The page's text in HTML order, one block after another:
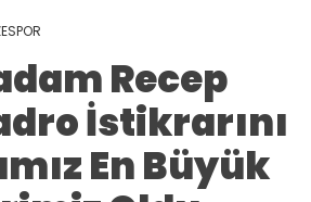
Recep
İstikrarını
En Büyük